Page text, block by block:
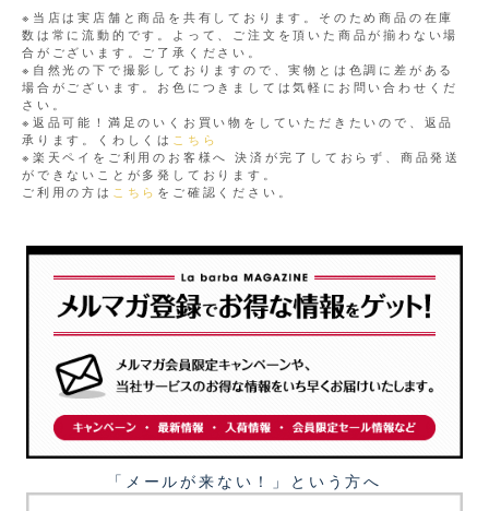
※当店は実店舗と商品を共有しております。そのため商品の在庫
数は常に流動的です。よって、ご注文を頂いた商品が揃わない場
合がございます。ご了承ください。
※自然光の下で撮影しておりますので、実物とは色調に差がある
場合がございます。お色につきましては気軽にお問い合わせくだ
さい。
※返品可能！満足のいくお買い物をしていただきたいので、返品
承ります。くわしくは こちら
※楽天ペイをご利用のお客様へ 決済が完了しておらず、商品発送
ができないことが多発しております。
ご利用の方は こちら をご確認ください。
「メールが来ない！」という⽅へ